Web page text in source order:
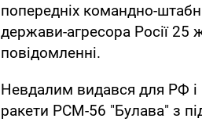
попередніх командно-
держави-агресора Росії 25
повідомленні.
Невдалим видався для РФ і
ракети РСМ-56 "Булава" з